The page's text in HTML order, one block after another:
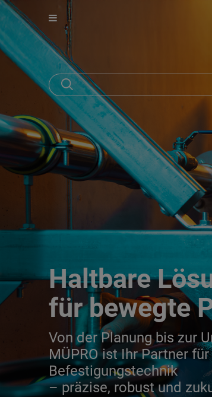
Haltbare
für bewegte
Von der Planung bis zur
MÜPRO ist Ihr Partner
Befestigungstechnik
– präzise, robust und